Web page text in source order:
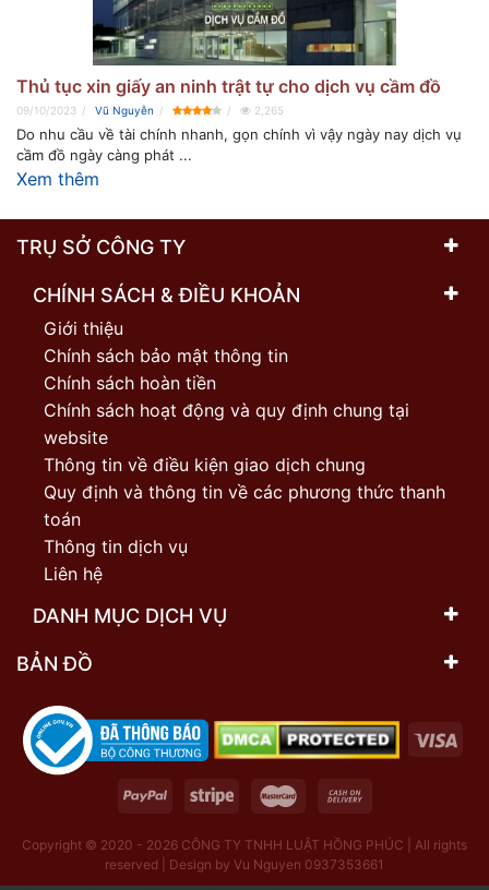
Thủ tục xin giấy an ninh trật tự cho dịch vụ cầm đồ
09/10/2023 Vũ Nguyễn 2,265
Do nhu cầu về tài chính nhanh, gọn chính vì vậy ngày nay dịch vụ
cầm đồ ngày càng phát ...
Xem thêm
TRỤ SỞ CÔNG TY
CHÍNH SÁCH & ĐIỀU KHOẢN
Giới thiệu
Chính sách bảo mật thông tin
Chính sách hoàn tiền
Chính sách hoạt động và quy định chung tại
website
Thông tin về điều kiện giao dịch chung
Quy định và thông tin về các phương thức thanh
toán
Thông tin dịch vụ
Liên hệ
DANH MỤC DỊCH VỤ
BẢN ĐỒ
Copyright © 2020 - 2026 CÔNG TY TNHH LUẬT HỒNG PHÚC | All rights
reserved | Design by Vu Nguyen 0937353661